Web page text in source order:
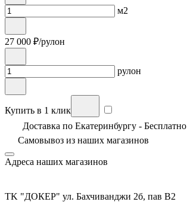
м2
27 000 ₽/рулон
рулон
Купить в 1 клик
Доставка по Екатеринбургу - Бесплатно
Самовывоз из наших магазинов
Адреса наших магазинов
TK "ДОКЕР" ул. Бахчиванджи 2б, пав В2